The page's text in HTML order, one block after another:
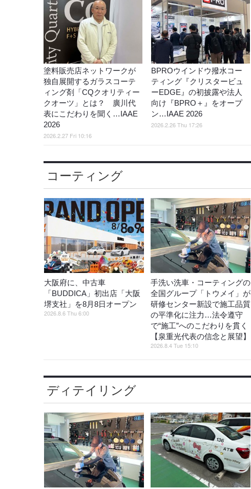
塗料販売店ネットワークが
独自展開するガラスコーテ
ィング剤「CQクオリティー
クオーツ」とは？ 廣川代
表にこだわりを聞く…IAAE
2026
2026.2.27 Fri 10:16
BPROウインドウ撥水コー
ティング『クリスタービュ
ーEDGE』の初披露や法人
向け『BPRO＋』をオープ
ン…IAAE 2026
2026.2.26 Thu 17:26
コーティング
大阪府に、中古車
「BUDDICA」初出店「大阪
堺支社」を8月8日オープン
2026.8.6 Thu 6:00
手洗い洗車・コーティングの
全国グループ「トウメイ」が
研修センター新設で施工品質
の平準化に注力…法令遵守
で“施工”へのこだわりを貫く
【泉重光代表の信念と展望】
2026.8.4 Tue 15:10
ディテイリング